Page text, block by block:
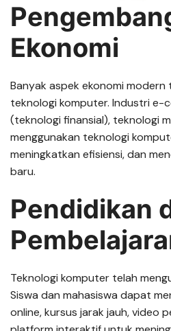
Ekonomi
Banyak aspek ekonomi
teknologi komputer. Industri e-
(teknologi finansial), teknologi
menggunakan teknologi
meningkatkan efisiensi, dan
baru.
Pendidikan
Teknologi komputer telah
Siswa dan mahasiswa dapat
online, kursus jarak jauh, video